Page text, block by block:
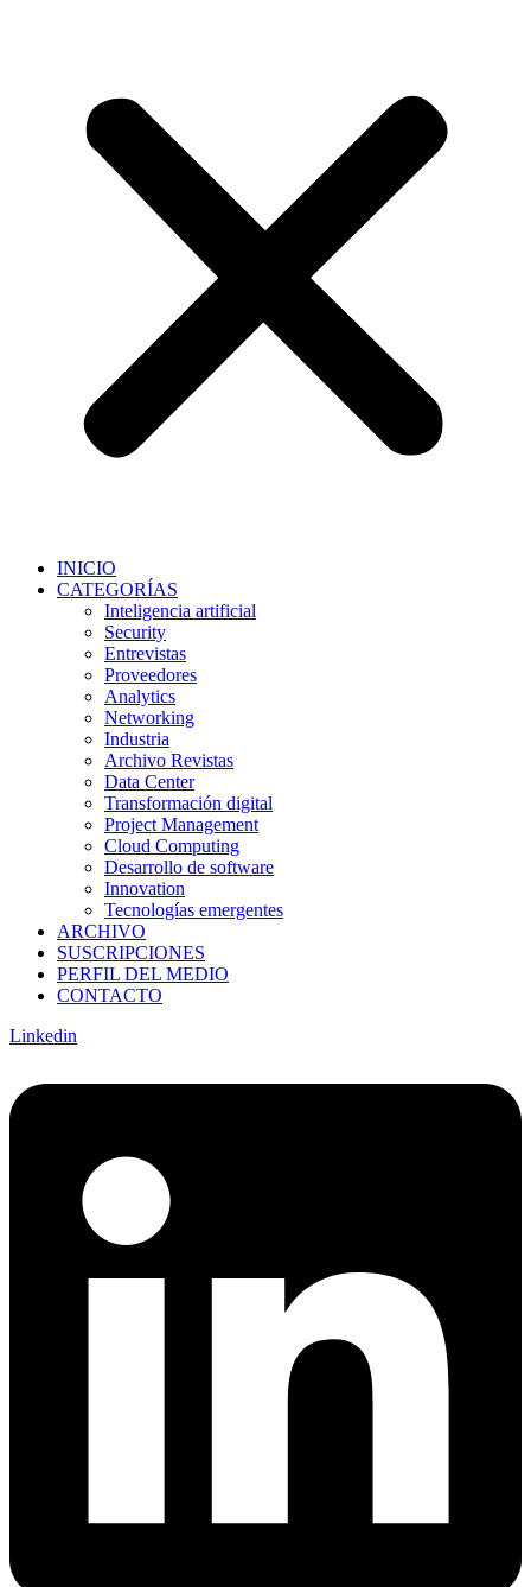
INICIO
CATEGORÍAS
Inteligencia artificial
Security
Entrevistas
Proveedores
Analytics
Networking
Industria
Archivo Revistas
Data Center
Transformación digital
Project Management
Cloud Computing
Desarrollo de software
Innovation
Tecnologías emergentes
ARCHIVO
SUSCRIPCIONES
PERFIL DEL MEDIO
CONTACTO
Linkedin